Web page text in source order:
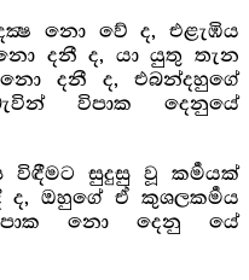
නො වේ ද, එළැඹිය
දනී ද, යා යුතු තැන
දනී ද, එබන්දහුගේ
විපාක දෙනුයේ
සුදුසු වූ කර්‍මයක්
ඔහුගේ ඒ කුශලකර්‍මය
නො දෙනු යේ